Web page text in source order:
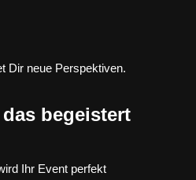
Dir neue Perspektiven.
begeistert
Ihr Event perfekt